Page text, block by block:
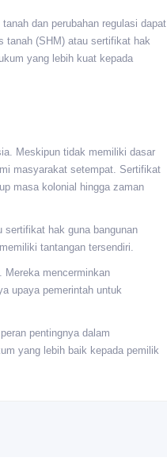
dan perubahan regulasi dapat
tanah (SHM) atau sertifikat hak
yang lebih kuat kepada
Meskipun tidak memiliki dasar
masyarakat setempat. Sertifikat
masa kolonial hingga zaman
hak guna bangunan
tantangan tersendiri.
Mereka mencerminkan
upaya pemerintah untuk
pentingnya dalam
yang lebih baik kepada pemilik